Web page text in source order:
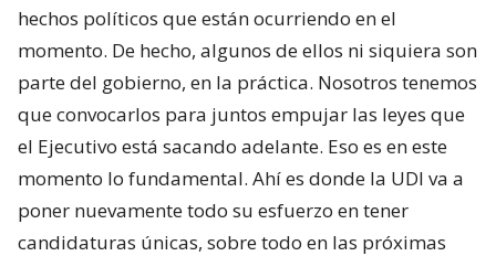
hechos políticos que están ocurriendo en el
momento. De hecho, algunos de ellos ni siquiera son
parte del gobierno, en la práctica. Nosotros tenemos
que convocarlos para juntos empujar las leyes que
el Ejecutivo está sacando adelante. Eso es en este
momento lo fundamental. Ahí es donde la UDI va a
poner nuevamente todo su esfuerzo en tener
candidaturas únicas, sobre todo en las próximas